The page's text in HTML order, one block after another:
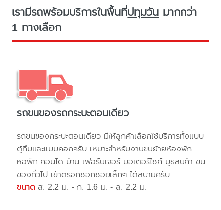
เรามีรถพร้อมบริการในพื้นที่ปทุมวัน มากกว่า
1 ทางเลือก
รถขนของรถกระบะตอนเดียว
รถขนของกระบะตอนเดียว มีให้ลูกค้าเลือกใช้บริการทั้งแบบ
ตู้ทึบและแบบคอกครับ เหมาะสำหรับงานขนย้ายห้องพัก
หอพัก คอนโด บ้าน เฟอร์นิเจอร์ มอเตอร์ไซค์ บูธสินค้า ขน
ของทั่วไป เข้าตรอกซอกซอยเล็กๆ ได้สบายครับ
ขนาด ส. 2.2 ม. - ก. 1.6 ม. - ล. 2.2 ม.